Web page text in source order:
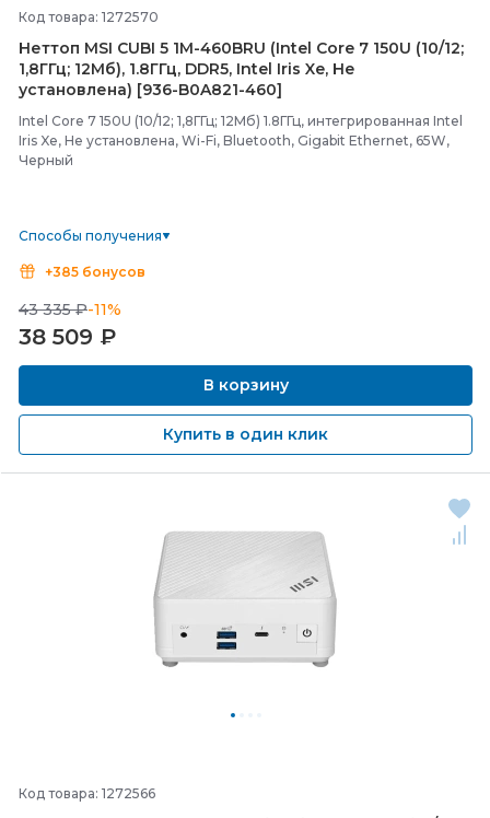
Код товара: 1272570
Неттоп MSI CUBI 5 1M-460BRU (Intel Core 7 150U (10/12;
1,8ГГц; 12Мб), 1.8ГГц, DDR5, Intel Iris Xe, Не
установлена) [936-B0A821-460]
Intel Core 7 150U (10/12; 1,8ГГц; 12Мб) 1.8ГГц, интегрированная Intel
Iris Xe, Не установлена, Wi-Fi, Bluetooth, Gigabit Ethernet, 65W,
Черный
Способы получения
+385 бонусов
43 335 ₽-11%
38 509 ₽
В корзину
Купить в один клик
Код товара: 1272566